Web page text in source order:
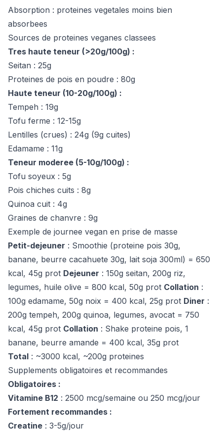
Absorption : proteines vegetales moins bien
absorbees
Sources de proteines veganes classees
Tres haute teneur (>20g/100g) :
Seitan : 25g
Proteines de pois en poudre : 80g
Haute teneur (10-20g/100g) :
Tempeh : 19g
Tofu ferme : 12-15g
Lentilles (crues) : 24g (9g cuites)
Edamame : 11g
Teneur moderee (5-10g/100g) :
Tofu soyeux : 5g
Pois chiches cuits : 8g
Quinoa cuit : 4g
Graines de chanvre : 9g
Exemple de journee vegan en prise de masse
Petit-dejeuner : Smoothie (proteine pois 30g,
banane, beurre cacahuete 30g, lait soja 300ml) = 650
kcal, 45g prot Dejeuner : 150g seitan, 200g riz,
legumes, huile olive = 800 kcal, 50g prot Collation :
100g edamame, 50g noix = 400 kcal, 25g prot Diner :
200g tempeh, 200g quinoa, legumes, avocat = 750
kcal, 45g prot Collation : Shake proteine pois, 1
banane, beurre amande = 400 kcal, 35g prot
Total : ~3000 kcal, ~200g proteines
Supplements obligatoires et recommandes
Obligatoires :
Vitamine B12 : 2500 mcg/semaine ou 250 mcg/jour
Fortement recommandes :
Creatine : 3-5g/jour